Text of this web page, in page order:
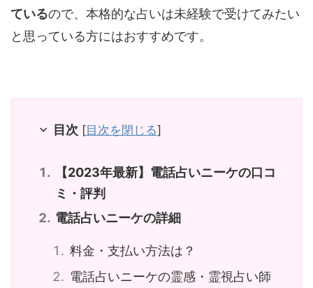
ているので、本格的な占いは未経験で受けてみたい
と思っている方にはおすすめです。
目次 [目次を閉じる]
【2023年最新】電話占いニーケの口コ
ミ・評判
電話占いニーケの詳細
料金・支払い方法は？
電話占いニーケの霊感・霊視占い師